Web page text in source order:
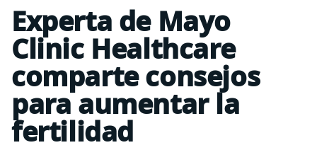
Experta de Mayo
Clinic Healthcare
comparte consejos
para aumentar la
fertilidad